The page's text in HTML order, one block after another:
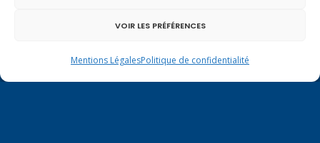
VOIR LES PRÉFÉRENCES
Mentions LégalesPolitique de confidentialité